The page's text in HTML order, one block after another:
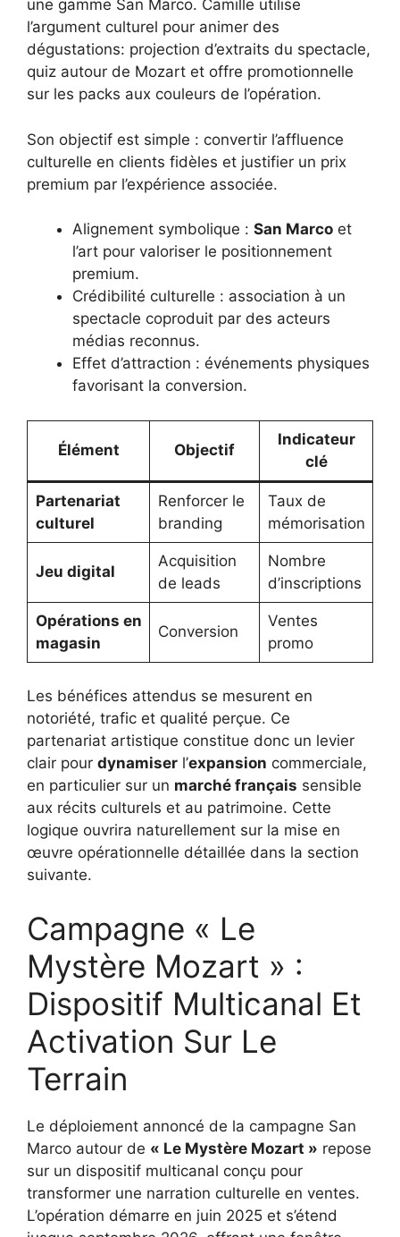
une gamme San Marco. Camille utilise
l’argument culturel pour animer des
dégustations: projection d’extraits du spectacle,
quiz autour de Mozart et offre promotionnelle
sur les packs aux couleurs de l’opération.
Son objectif est simple : convertir l’affluence
culturelle en clients fidèles et justifier un prix
premium par l’expérience associée.
Alignement symbolique : San Marco et
l’art pour valoriser le positionnement
premium.
Crédibilité culturelle : association à un
spectacle coproduit par des acteurs
médias reconnus.
Effet d’attraction : événements physiques
favorisant la conversion.
Élément Objectif
Indicateur
clé
Partenariat
culturel
Renforcer le
branding
Taux de
mémorisation
Jeu digital
Acquisition
de leads
Nombre
d’inscriptions
Opérations en
magasin
Conversion
Ventes
promo
Les bénéfices attendus se mesurent en
notoriété, trafic et qualité perçue. Ce
partenariat artistique constitue donc un levier
clair pour dynamiser l’expansion commerciale,
en particulier sur un marché français sensible
aux récits culturels et au patrimoine. Cette
logique ouvrira naturellement sur la mise en
œuvre opérationnelle détaillée dans la section
suivante.
Campagne « Le
Mystère Mozart » :
Dispositif Multicanal Et
Activation Sur Le
Terrain
Le déploiement annoncé de la campagne San
Marco autour de « Le Mystère Mozart » repose
sur un dispositif multicanal conçu pour
transformer une narration culturelle en ventes.
L’opération démarre en juin 2025 et s’étend